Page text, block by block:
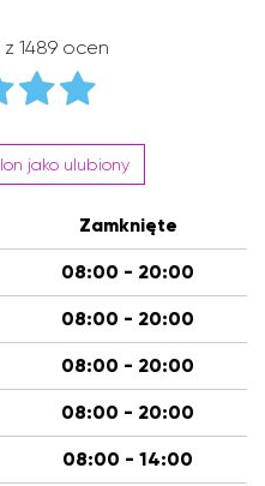
z 1489 ocen
jako ulubiony
Zamknięte
08:00 - 20:00
08:00 - 20:00
08:00 - 20:00
08:00 - 20:00
08:00 - 14:00